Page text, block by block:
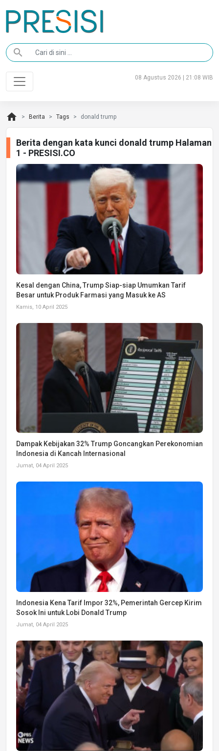
search
08 Agustus 2026 | 21:08 WIB
home Berita Tags donald trump
Berita dengan kata kunci donald trump Halaman
1 - PRESISI.CO
Kesal dengan China, Trump Siap-siap Umumkan Tarif
Besar untuk Produk Farmasi yang Masuk ke AS
Kamis, 10 April 2025
Dampak Kebijakan 32% Trump Goncangkan Perekonomian
Indonesia di Kancah Internasional
Jumat, 04 April 2025
Indonesia Kena Tarif Impor 32%, Pemerintah Gercep Kirim
Sosok Ini untuk Lobi Donald Trump
Jumat, 04 April 2025